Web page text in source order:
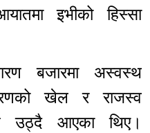
इभीको हिस्सा
बजारमा अस्वस्थ
खेल र राजस्व
उठ्दै आएका थिए।